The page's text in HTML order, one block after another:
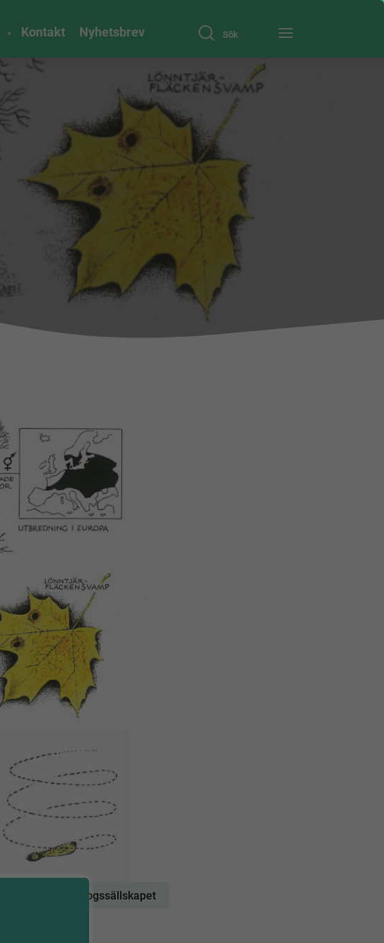
Sök
Kontakt Nyhetsbrev
Illustration: Skogssällskapet